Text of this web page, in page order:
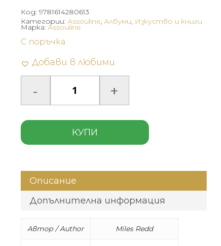
Код: 9781614280613
Категории: Assouline, Албуми, Изкуство и книги
С поръчка
Добави в любими
КУПИ
Марка: Assouline
Описание
Допълнителна информация
Автор / Author Miles Redd